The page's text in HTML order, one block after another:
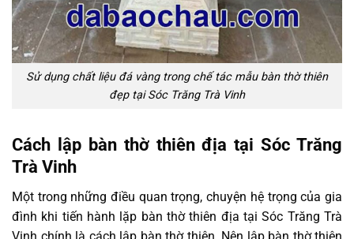
Sử dụng chất liệu đá vàng trong chế tác mẫu bàn thờ thiên
đẹp tại Sóc Trăng Trà Vinh
Cách lập bàn thờ thiên địa tại Sóc Trăng
Trà Vinh
Một trong những điều quan trọng, chuyện hệ trọng của gia
đình khi tiến hành lặp bàn thờ thiên địa tại Sóc Trăng Trà
Vinh chính là cách lập bàn thờ thiên. Nên lập bàn thờ thiên